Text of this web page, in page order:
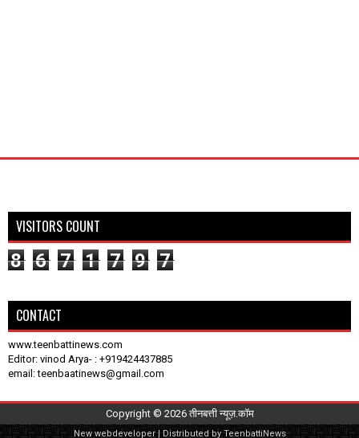
VISITORS COUNT
8 6 7 1 7 9 7
CONTACT
www.teenbattinews.com
Editor: vinod Arya- : +919424437885
email: teenbaatinews@gmail.com
Copyright © 2026 तीनबत्ती न्यूज़.कॉम
Newwebdeveloper| Distributed byTeenbattiNews